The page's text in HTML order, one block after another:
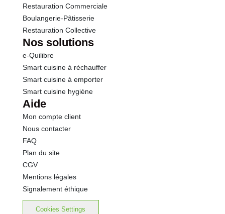
Restauration Commerciale
Boulangerie-Pâtisserie
Restauration Collective
Nos solutions
e-Quilibre
Smart cuisine à réchauffer
Smart cuisine à emporter
Smart cuisine hygiène
Aide
Mon compte client
Nous contacter
FAQ
Plan du site
CGV
Mentions légales
Signalement éthique
Cookies Settings